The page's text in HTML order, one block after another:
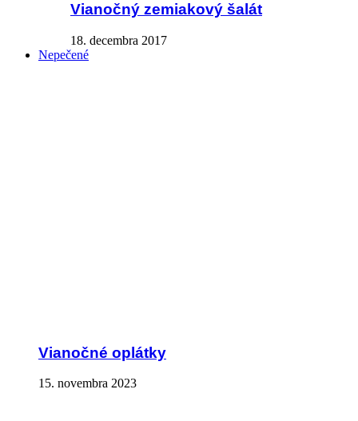
Vianočný zemiakový šalát
18. decembra 2017
Nepečené
Vianočné oplátky
15. novembra 2023